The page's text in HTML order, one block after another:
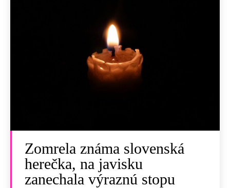
Zomrela známa slovenská
herečka, na javisku
zanechala výraznú stopu